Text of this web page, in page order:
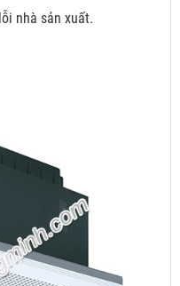
nhà sản xuất.